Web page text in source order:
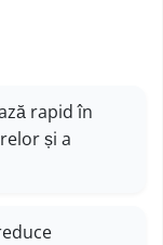
rapid în
și a